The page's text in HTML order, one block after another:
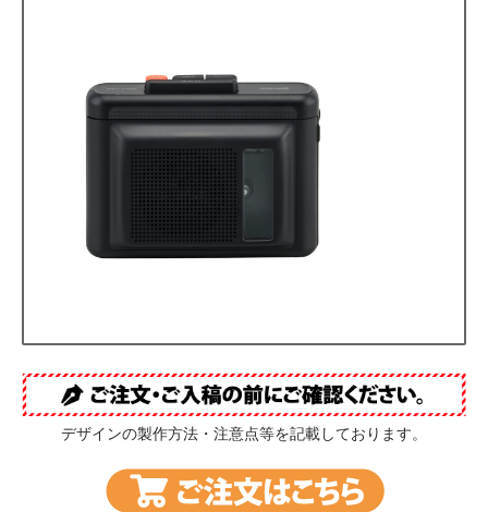
デザインの製作方法・注意点等を記載しております。